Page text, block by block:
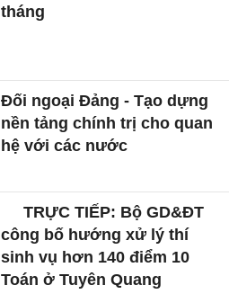
tháng
Đối ngoại Đảng - Tạo dựng
nền tảng chính trị cho quan
hệ với các nước
TRỰC TIẾP: Bộ GD&ĐT
công bố hướng xử lý thí
sinh vụ hơn 140 điểm 10
Toán ở Tuyên Quang